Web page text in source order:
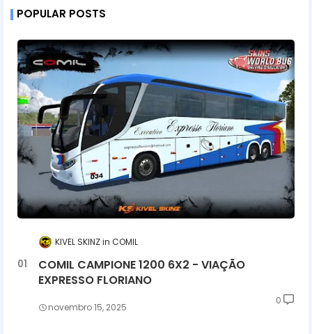
POPULAR POSTS
KIVEL SKINZ COMIL
COMIL CAMPIONE 1200 6X2 - VIAÇÃO
EXPRESSO FLORIANO
novembro 15, 2025
0